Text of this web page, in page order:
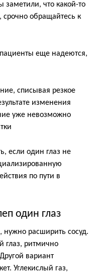
заметили, что какой-то
срочно обращайтесь к
еще надеются,
списывая резкое
изменения
уже невозможно
если один глаз не
по пути в
один глаз
нужно расширить сосуд.
глаз, ритмично
вариант
Углекислый газ,